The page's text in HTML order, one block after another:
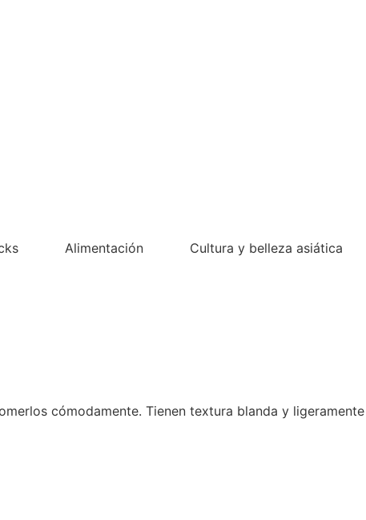
Alimentación Cultura y belleza asiática
cómodamente. Tienen textura blanda y ligeramente